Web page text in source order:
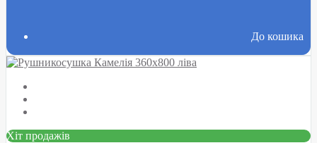
До кошика
Хіт продажів